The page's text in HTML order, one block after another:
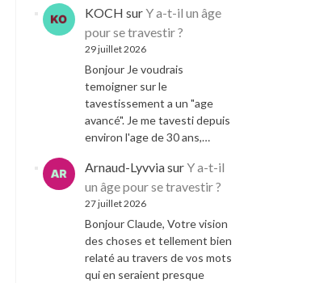
KOCH surY a-t-il un âge
pour se travestir ?
29 juillet 2026
Bonjour Je voudrais
temoigner sur le
tavestissement a un "age
avancé". Je me tavesti depuis
environ l'age de 30 ans,…
Arnaud-LyvviasurY a-t-il
un âge pour se travestir ?
27 juillet 2026
Bonjour Claude, Votre vision
des choses et tellement bien
relaté au travers de vos mots
qui en seraient presque